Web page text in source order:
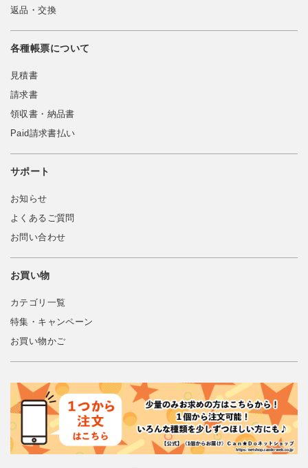
返品・交換
各種帳票について
見積書
請求書
領収書・納品書
Paid請求書払い
サポート
お知らせ
よくあるご質問
お問い合わせ
お買い物
カテゴリ一覧
特集・キャンペーン
お買い物かご